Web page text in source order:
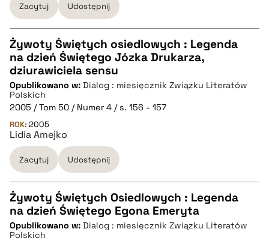
pobierz cytat
Zacytuj Udostępnij
CZYSTY TEKST
pobierz cytat
BIBTEX
pobierz cytat
Żywoty Świętych osiedlowych : Legenda
na dzień Świętego Józka Drukarza,
dziurawiciela sensu
Opublikowano w: Dialog : miesięcznik Związku Literatów
Polskich
2005 / Tom 50 / Numer 4 / s. 156 - 157
ROK: 2005
Lidia Amejko
Zacytuj Udostępnij
CZYSTY TEKST
Żywoty Świętych Osiedlowych : Legenda
na dzień Świętego Egona Emeryta
Opublikowano w: Dialog : miesięcznik Związku Literatów
Polskich